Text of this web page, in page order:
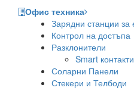
Офис техника
Зарядни станции за
Контрол на достъпа
Разклонители
Smart контакти
Соларни Панели
Стекери и Телбоди